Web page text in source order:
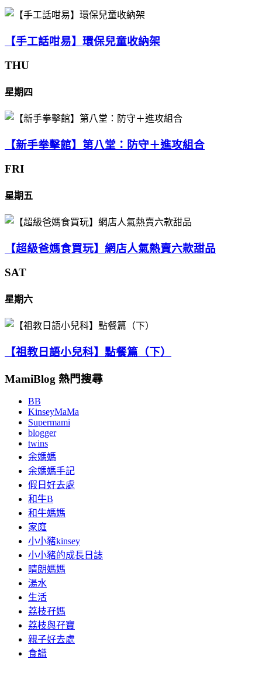
【手工話咁易】環保兒童收納架
THU
星期四
【新手拳擊館】第八堂：防守＋進攻組合
FRI
星期五
【超級爸媽食買玩】網店人氣熱賣六款甜品
SAT
星期六
【祖教日語小兒科】點餐篇（下）
MamiBlog 熱門搜尋
BB
KinseyMaMa
Supermami
blogger
twins
余媽媽
余媽媽手記
假日好去處
和牛B
和牛媽媽
家庭
小小豬kinsey
小小豬的成長日誌
晴朗媽媽
湯水
生活
荔枝孖媽
荔枝與孖寶
親子好去處
食譜